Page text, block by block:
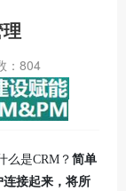
： 804
么是CRM？简单
接起来，将所